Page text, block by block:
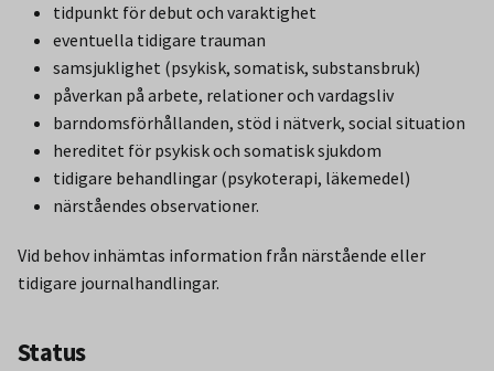
tidpunkt för debut och varaktighet
eventuella tidigare trauman
samsjuklighet (psykisk, somatisk, substansbruk)
påverkan på arbete, relationer och vardagsliv
barndomsförhållanden, stöd i nätverk, social situation
hereditet för psykisk och somatisk sjukdom
tidigare behandlingar (psykoterapi, läkemedel)
närståendes observationer.
Vid behov inhämtas information från närstående eller
tidigare journalhandlingar.
Status